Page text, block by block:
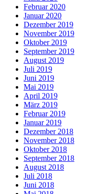
Februar 2020
Januar 2020
Dezember 2019
November 2019
Oktober 2019
September 2019
August 2019
Juli 2019
Juni 2019
Mai 2019
April 2019
März 2019
Februar 2019
Januar 2019
Dezember 2018
November 2018
Oktober 2018
September 2018
August 2018
Juli 2018
Juni 2018